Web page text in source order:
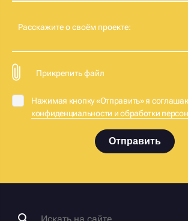
Расскажите о своём проекте:
Прикрепить файл
Нажимая кнопку «Отправить» я
конфиденциальности и обработки
Отправить